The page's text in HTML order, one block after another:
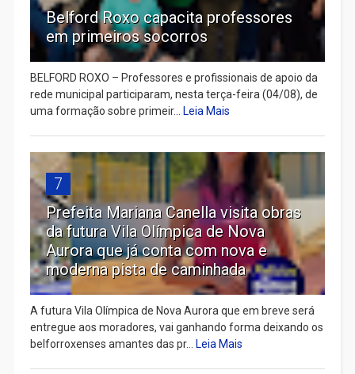
Belford Roxo capacita professores
em primeiros socorros
BELFORD ROXO – Professores e profissionais de apoio da
rede municipal participaram, nesta terça-feira (04/08), de
uma formação sobre primeir...
Leia Mais
7
Prefeita Mariana Canella visita obras
da futura Vila Olímpica de Nova
Aurora que já conta com nova e
moderna pista de caminhada
A futura Vila Olímpica de Nova Aurora que em breve será
entregue aos moradores, vai ganhando forma deixando os
belforroxenses amantes das pr...
Leia Mais